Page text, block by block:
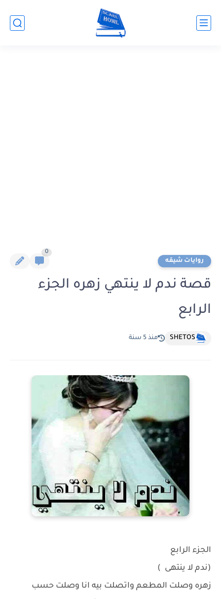
روايات شيقه
0
قصة ندم لا ينتهي زهره الجزء
الرابع
SHETOS منذ 5 سنة
الجزء الرابع
(ندم لا ينتهى )
زهره وصلت المطعم واتصلت بيه انا وصلت حسب